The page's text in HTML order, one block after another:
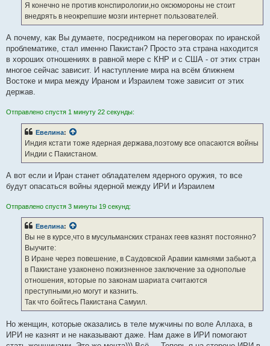
Я конечно не против конспирологии,но оксюмороны не стоит
внедрять в неокрепшие мозги интернет пользователей.
А почему, как Вы думаете, посредником на переговорах по иранской
проблематике, стал именно Пакистан? Просто эта страна находится
в хороших отношениях в равной мере с КНР и с США - от этих стран
многое сейчас зависит. И наступление мира на всём ближнем
Востоке и мира между Ираном и Израилем тоже зависит от этих
держав.
Отправлено спустя 1 минуту 22 секунды:
Евелина:
Индия кстати тоже ядерная держава,поэтому все опасаются войны
Индии с Пакистаном.
А вот если и Иран станет обладателем ядерного оружия, то все
будут опасаться войны ядерной между ИРИ и Израилем
Отправлено спустя 3 минуты 19 секунд:
Евелина:
Вы не в курсе,что в мусульманских странах геев казнят постоянно?
Выучите:
В Иране через повешение, в Саудовской Аравии камнями забьют,а
в Пакистане узаконено пожизненное заключение за однополые
отношения, которые по законам шариата считаются
преступными,но могут и казнить.
Так что бойтесь Пакистана Самуил.
Но женщин, которые оказались в теле мужчины по воле Аллаха, в
ИРИ не казнят и не наказывают даже. Нам даже в ИРИ помогают